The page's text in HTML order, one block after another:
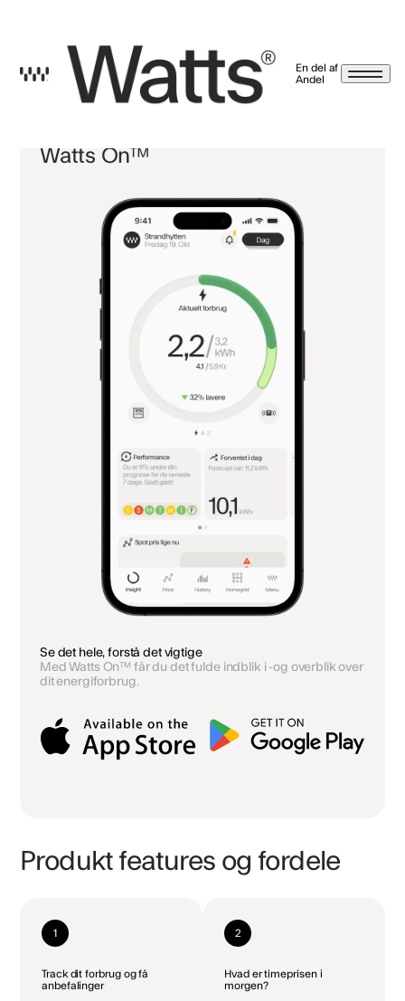
En del af
Andel
Watts On™
Se det hele, forstå det vigtige
Med Watts On™ får du det fulde indblik i -og overblik over
dit energiforbrug.
Produkt features og fordele
1
Track dit forbrug og få
anbefalinger
2
Hvad er timeprisen i
morgen?
Ved at trykke tilmeld, giver jeg samtykke til, at Watts A/S må kontakte mig på email,
styringsprodukter, energilagerringssystemer og solceller. Hvis det alligevel ikke er
noget for dig, kan du altid afmelde dig igen via afmeldingslinket i vores mails eller ved
at kontakte os. Læs mere på
watts.dk/persondatapolitikVi sælger eller giver
selvfølgelig ikke dine oplysninger til andre.